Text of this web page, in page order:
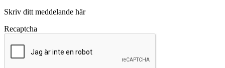
Skriv ditt meddelande här
Recaptcha